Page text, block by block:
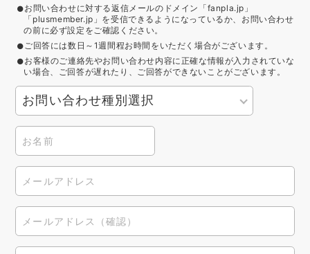
お問い合わせに対する返信メールのドメイン「fanpla.jp」
「plusmember.jp」を受信できるようになっているか、お問い合わせ
の前に必ず設定をご確認ください。
ご回答には数日～1週間程お時間をいただく場合がございます。
お客様のご連絡先やお問い合わせ内容に正確な情報が入力されていな
い場合、ご回答が遅れたり、ご回答ができないことがございます。